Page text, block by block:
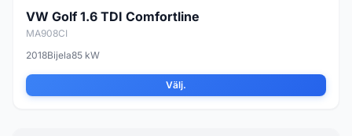
VW Golf 1.6 TDI Comfortline
MA908CI
2018Bijela85 kW
Välj.